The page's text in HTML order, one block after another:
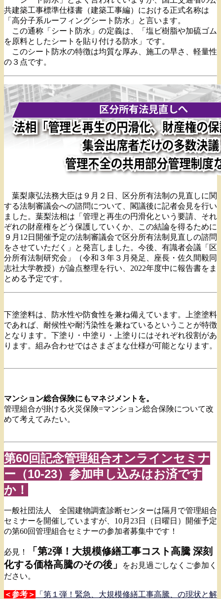
共建築工事標準仕様書（建築工事編）における正式名称は
「高分子系ルーフィングシート防水」と言います。
この通称「シート防水」の定義は、「塩ビ樹脂や加硫ゴム
を原料としたシートを貼り付ける防水」です。
このシート防水の特徴は均質な厚み、施工の早さ、軽量性
の３点です。
葉梨康弘法務大臣は９月２日、区分所有法制の見直しに関
する法制審議会への諮問について、閣議後に記者会見を行い
ました。葉梨法相は「管理と再生の円滑化という要請、それ
ぞれの財産権をどう保護していくか、この結論を得るために
９月12日開催予定の法制審議会で区分所有法制見直しの諮問
をさせていただく」と発言しました。今後、有識者会議「区
分所有法制研究会」（令和３年３月発足、座長・佐久間毅同
志社大学教授）が論点整理を行い、2022年度中に報告書をま
とめる予定です。
下塗塗料は、防水性や防食性を兼ね備えています。上塗塗料
であれば、耐候性や耐汚染性を兼ねているということが特徴
となります。下塗り・中塗り・上塗りにはそれぞれ役割があ
ります。組み合わせではさまざまな仕様が可能となります。
マンション総合保険にもマネジメントを。
管理組合が掛ける火災保険=マンション総合保険について改
めて考えてみたい。
第60回記念管理組合オンラインセミナ
ー（10-23）参加申し込みはお済です
か！
一般社団法人 全国建物調査診断センターは隔月で管理組合
セミナーを開催していますが、10月23日（日曜日）開催予定
の第60回管理組合セミナーの参加者募集中です！
必見！
「第2弾！大規模修繕工事コスト高騰 深刻
化する価格高騰のその後」
をお見過ごしなくご参加く
ださい。
＜参考＞
「第１弾！緊急、大規模修繕工事高騰、の現状と解